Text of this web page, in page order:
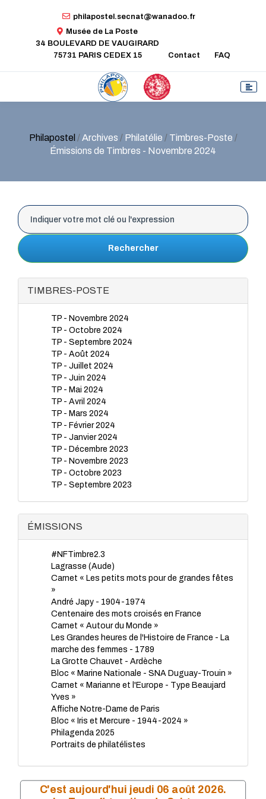
philapostel.secnat@wanadoo.fr
Musée de La Poste
34 BOULEVARD DE VAUGIRARD
75731 PARIS CEDEX 15
Contact FAQ
Philapostel /Archives / Philatélie / Timbres-Poste /
Émissions de Timbres - Novembre 2024
Rechercher
TIMBRES-POSTE
TP - Novembre 2024
TP - Octobre 2024
TP - Septembre 2024
TP - Août 2024
TP - Juillet 2024
TP - Juin 2024
TP - Mai 2024
TP - Avril 2024
TP - Mars 2024
TP - Février 2024
TP - Janvier 2024
TP - Décembre 2023
TP - Novembre 2023
TP - Octobre 2023
TP - Septembre 2023
TP - Avril 2023
TP - Février 2023
TP - Janvier 2023
TP - Novembre 2022
TP - Octobre 2022
TP - Septembre 2022
TP - Août 2022
TP - Juillet 2022
TP - Juin 2022
TP - Mai 2022
TP - Avril 2022
TP - Mars 2022
TP - Février 2022
TP - Janvier 2022
TP - Novembre 2021
TP - Octobre 2021
TP - Septembre 2021
TP - Juillet 2021
TP - Avril 2021
TP - Mars 2021
ÉMISSIONS
#NFTimbre2.3
Lagrasse (Aude)
Carnet « Les petits mots pour de grandes fêtes
»
André Japy - 1904-1974
Centenaire des mots croisés en France
Carnet « Autour du Monde »
Les Grandes heures de l'Histoire de France - La
marche des femmes - 1789
La Grotte Chauvet - Ardèche
Bloc « Marine Nationale - SNA Duguay-Trouin »
Carnet « Marianne et l'Europe - Type Beaujard
Yves »
Affiche Notre-Dame de Paris
Bloc « Iris et Mercure - 1944-2024 »
Philagenda 2025
Portraits de philatélistes
C'est aujourd'hui jeudi 06 août 2026.